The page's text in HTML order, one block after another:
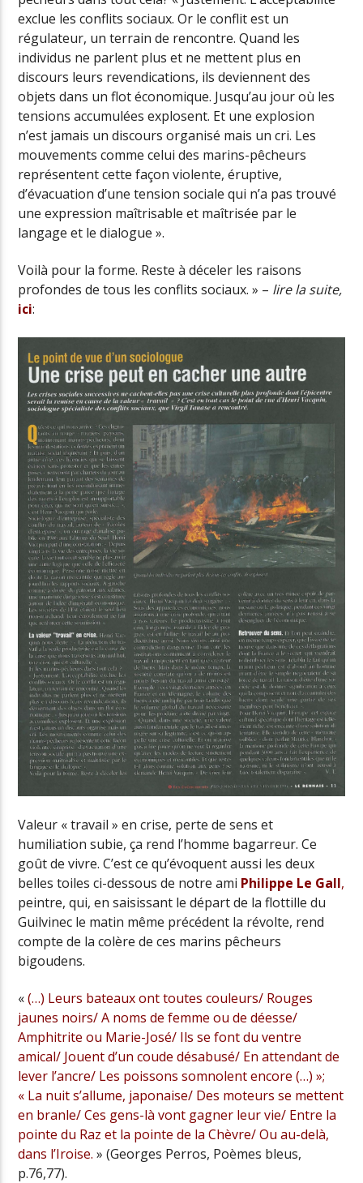
exclue les conflits sociaux. Or le conflit est un
régulateur, un terrain de rencontre. Quand les
individus ne parlent plus et ne mettent plus en
discours leurs revendications, ils deviennent des
objets dans un flot économique. Jusqu’au jour où les
tensions accumulées explosent. Et une explosion
n’est jamais un discours organisé mais un cri. Les
mouvements comme celui des marins-pêcheurs
représentent cette façon violente, éruptive,
d’évacuation d’une tension sociale qui n’a pas trouvé
une expression maîtrisable et maîtrisée par le
langage et le dialogue ».
Voilà pour la forme. Reste à déceler les raisons
profondes de tous les conflits sociaux. » – lire la suite,
ici:
Valeur « travail » en crise, perte de sens et
humiliation subie, ça rend l’homme bagarreur. Ce
goût de vivre. C’est ce qu’évoquent aussi les deux
belles toiles ci-dessous de notre ami Philippe Le Gall,
peintre, qui, en saisissant le départ de la flottille du
Guilvinec le matin même précédent la révolte, rend
compte de la colère de ces marins pêcheurs
bigoudens.
«(…) Leurs bateaux ont toutes couleurs/ Rouges
jaunes noirs/ A noms de femme ou de déesse/
Amphitrite ou Marie-José/ Ils se font du ventre
amical/ Jouent d’un coude désabusé/ En attendant de
lever l’ancre/ Les poissons somnolent encore (…) »;
« La nuit s’allume, japonaise/ Des moteurs se mettent
en branle/ Ces gens-là vont gagner leur vie/ Entre la
pointe du Raz et la pointe de la Chèvre/ Ou au-delà,
dans l’Iroise. » (Georges Perros, Poèmes bleus,
p.76,77).